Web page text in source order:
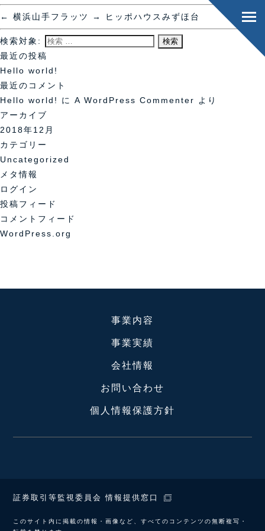
← 横浜山手フラッツ → ヒッポハウスみずほ台
検索対象:
最近の投稿
Hello world!
最近のコメント
Hello world!
に A WordPress Commenter
より
アーカイブ
2018年12月
カテゴリー
Uncategorized
メタ情報
ログイン
投稿フィード
コメントフィード
WordPress.org
事業内容
事業実績
会社情報
お問い合わせ
個人情報保護方針
証券取引等監視委員会 情報提供窓口
このサイト内に掲載の情報・画像など、すべてのコンテンツの無断複写・